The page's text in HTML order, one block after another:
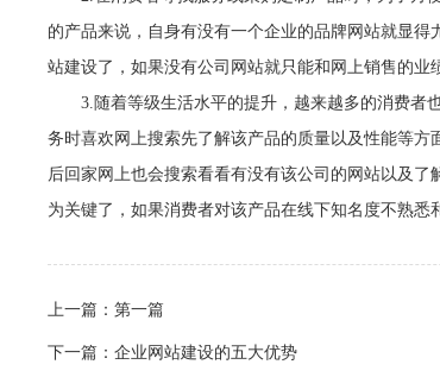
的产品来说，自身有没有一个企业的品牌网站就显
站建设了，如果没有公司网站就只能和网上销售的业
3.随着等级生活水平的提升，越来越多的消费者
务时喜欢网上搜索先了解该产品的质量以及性能等
后回家网上也会搜索看看有没有该公司的网站以及
为关键了，如果消费者对该产品在线下知名度不熟悉
上一篇： 第一篇
下一篇： 企业网站建设的五大优势